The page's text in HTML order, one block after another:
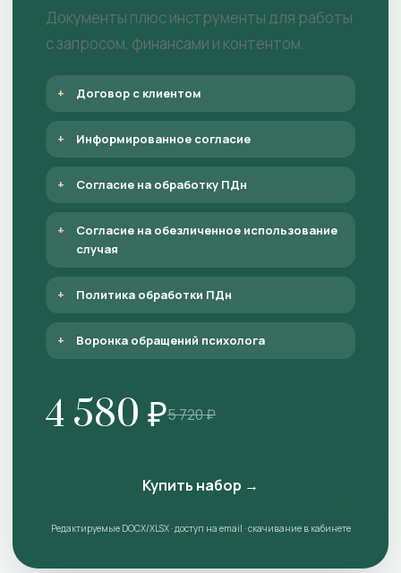
Документы плюс инструменты для работы
с запросом, финансами и контентом.
Договор с клиентом
Информированное согласие
Согласие на обработку ПДн
Согласие на обезличенное использование
случая
Политика обработки ПДн
Воронка обращений психолога
4 580 ₽5 720 ₽
Купить набор →
Редактируемые DOCX/XLSX · доступ на email · скачивание в кабинете